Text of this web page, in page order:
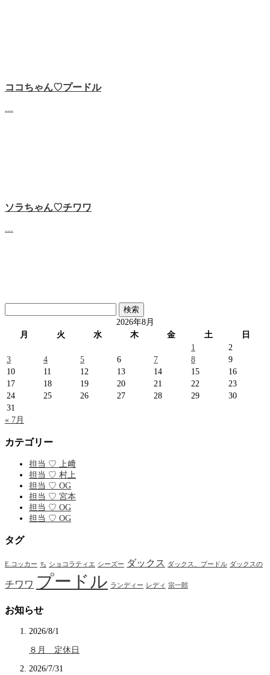
ココちゃん♡‬プードル
ソラちゃん♡‬チワワ
索:
2026年8月
月
火 水 木 金 土
日
1
2
3
4 5 6 7 8
9
10
11 12 13 14 15
16
17
18 19 20 21 22
23
24
25 26 27 28 29
30
31
« 7月
カテゴリー
担当 ♡ 上﨑
担当 ♡ 村上
担当 ♡ OG
担当 ♡ 宮本
担当 ♡ OG
担当 ♡ OG
タグ
E.コッカー ち ショコラティエ シーズー ダックス ダックス、プードル ダックスの
チワワ プードル ランディー レディ 宗一郎
お知らせ
2026/8/1
８月 定休日
2026/7/31